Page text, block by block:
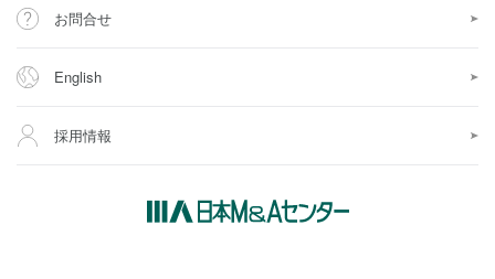
お問合せ
English
採用情報